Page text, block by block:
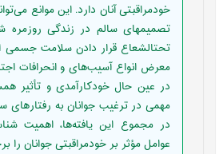
خودمراقبتی آنان دارد. این موانع
تصمیم­های سالم در زندگی روزمره
تحت­الشعاع قرار دادن سلامت جسمی
معرض انواع آسیب‌های و انحرافات
در عین حال خودکارآمدی و تأثیر
مهمی در ترغیب جوانان به رفتارهای
در مجموع این یافته‌ها، اهمیت
عوامل مؤثر بر خودمراقبتی جوانان را